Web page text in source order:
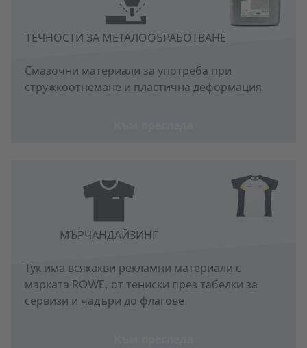
ТЕЧНОСТИ ЗА МЕТАЛООБРАБОТВАНЕ
Смазочни материали за употреба при
стружкоотнемане и пластична деформация
МЪРЧАНДАЙЗИНГ
Тук има всякакви рекламни материали с
марката ROWE, от тениски през табелки за
сервизи и чадъри до флагове.